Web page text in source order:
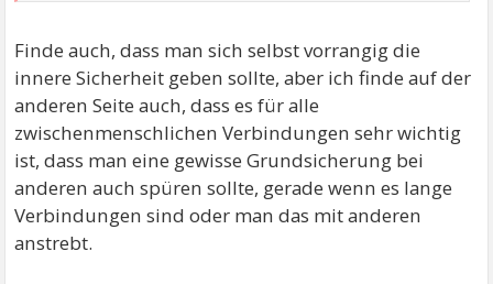
diesen eher ohne inneres Drama u.
Selbstzweifel begegnen konnte.
Finde auch, dass man sich selbst vorrangig die
innere Sicherheit geben sollte, aber ich finde auf der
anderen Seite auch, dass es für alle
zwischenmenschlichen Verbindungen sehr wichtig
ist, dass man eine gewisse Grundsicherung bei
anderen auch spüren sollte, gerade wenn es lange
Verbindungen sind oder man das mit anderen
anstrebt.